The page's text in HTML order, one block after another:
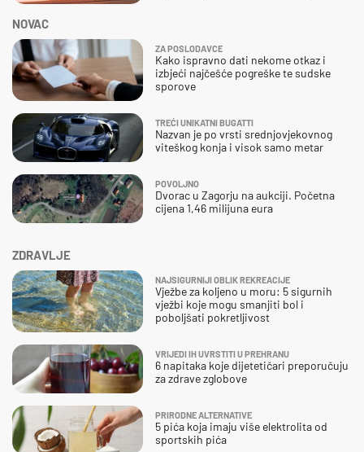
ZDRAVLJE
NAJSIGURNIJI OBLIK REKREACIJE
Vježbe za koljeno u moru: 5 sigurnih
vježbi koje mogu smanjiti bol i
poboljšati pokretljivost
VRIJEDI IH UVRSTITI U PREHRANU
6 napitaka koje dijetetičari preporučuju
za zdrave zglobove
PRIRODNE ALTERNATIVE
5 pića koja imaju više elektrolita od
sportskih pića
NOVAC
ZA POSLODAVCE
Kako ispravno dati nekome otkaz i
izbjeći najčešće pogreške te sudske
sporove
TREĆI UNIKATNI BUGATTI
Nazvan je po vrsti srednjovjekovnog
viteškog konja i visok samo metar
POVOLJNO
Dvorac u Zagorju na aukciji. Početna
cijena 1,46 milijuna eura